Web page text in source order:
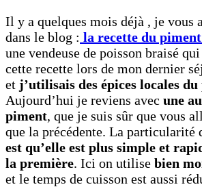
Il y a quelques mois déjà , je vous
dans le blog : la recette du piment
une vendeuse de poisson braisé
cette recette lors de mon dernier
et j’utilisais des épices locales du
Aujourd’hui je reviens avec une
piment, que je suis sûr que vous
que la précédente. La particularité
est qu’elle est plus simple et
la première. Ici on utilise bien
et le temps de cuisson est aussi